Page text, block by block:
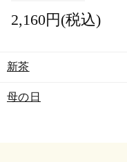
2,160円(税込)
新茶
母の日